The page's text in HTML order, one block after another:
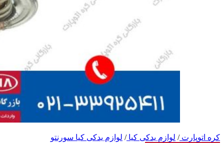
کره اتوپارت/ لوازم یدکی کیا/ لوازم یدکی کیا سورنتو